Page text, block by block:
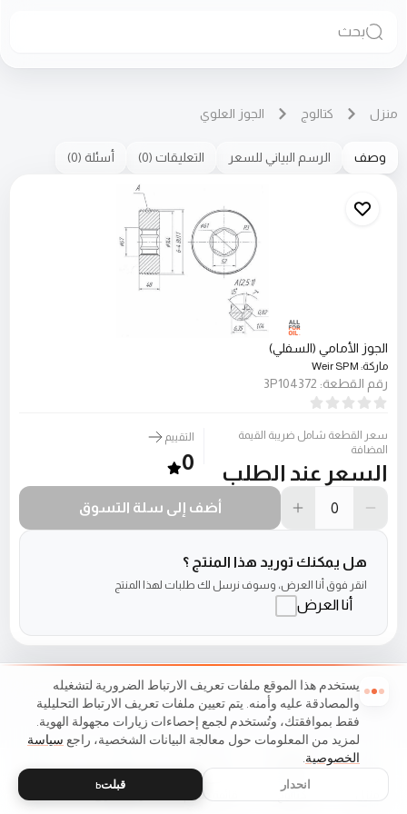
بحث
منزل كتالوج الجوز العلوي
وصف الرسم البياني للسعر التعليقات (
0
) أسئلة (
0
)
الجوز الأمامي (السفلي)
ماركة:
Weir SPM
رقم القطعة:
3P104372
سعر القطعة شامل ضريبة القيمة
المضافة
السعر عند الطلب
التقييم
0
أضف إلى سلة التسوق
هل يمكنك توريد هذا المنتج ؟
انقر فوق أنا العرض، وسوف نرسل لك طلبات لهذا المنتج
أنا العرض
كتالوج قائمة طعام مفضلات
يستخدم هذا الموقع ملفات تعريف الارتباط الضرورية لتشغيله
والمصادقة عليه وأمنه. يتم تعيين ملفات تعريف الارتباط التحليلية
فقط بموافقتك، وتُستخدم لجمع إحصاءات زيارات مجهولة الهوية.
لمزيد من المعلومات حول معالجة البيانات الشخصية، راجع سياسة
الخصوصية.
انحدار قبلتь